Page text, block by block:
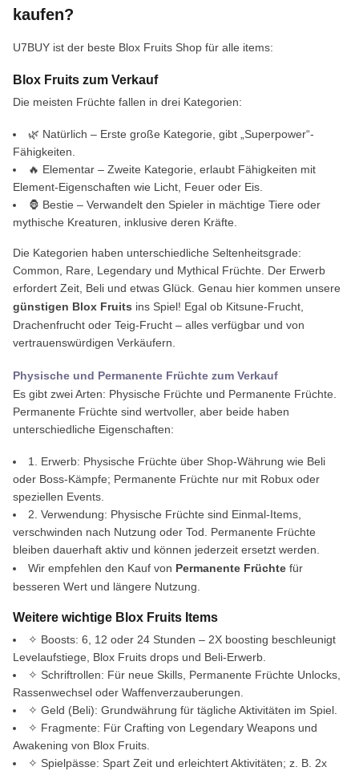
kaufen?
U7BUY ist der beste Blox Fruits Shop für alle items:
Blox Fruits zum Verkauf
Die meisten Früchte fallen in drei Kategorien:
🌿 Natürlich – Erste große Kategorie, gibt „Superpower“-
Fähigkeiten.
🔥 Elementar – Zweite Kategorie, erlaubt Fähigkeiten mit
Element-Eigenschaften wie Licht, Feuer oder Eis.
🦍 Bestie – Verwandelt den Spieler in mächtige Tiere oder
mythische Kreaturen, inklusive deren Kräfte.
Die Kategorien haben unterschiedliche Seltenheitsgrade:
Common, Rare, Legendary und Mythical Früchte. Der Erwerb
erfordert Zeit, Beli und etwas Glück. Genau hier kommen unsere
günstigen Blox Fruits ins Spiel! Egal ob Kitsune-Frucht,
Drachenfrucht oder Teig-Frucht – alles verfügbar und von
vertrauenswürdigen Verkäufern.
Physische und Permanente Früchte zum Verkauf
Es gibt zwei Arten: Physische Früchte und Permanente Früchte.
Permanente Früchte sind wertvoller, aber beide haben
unterschiedliche Eigenschaften:
1. Erwerb: Physische Früchte über Shop-Währung wie Beli
oder Boss-Kämpfe; Permanente Früchte nur mit Robux oder
speziellen Events.
2. Verwendung: Physische Früchte sind Einmal-Items,
verschwinden nach Nutzung oder Tod. Permanente Früchte
bleiben dauerhaft aktiv und können jederzeit ersetzt werden.
Wir empfehlen den Kauf von Permanente Früchte für
besseren Wert und längere Nutzung.
Weitere wichtige Blox Fruits Items
✧ Boosts: 6, 12 oder 24 Stunden – 2X boosting beschleunigt
Levelaufstiege, Blox Fruits drops und Beli-Erwerb.
✧ Schriftrollen: Für neue Skills, Permanente Früchte Unlocks,
Rassenwechsel oder Waffenverzauberungen.
✧ Geld (Beli): Grundwährung für tägliche Aktivitäten im Spiel.
✧ Fragmente: Für Crafting von Legendary Weapons und
Awakening von Blox Fruits.
✧ Spielpässe: Spart Zeit und erleichtert Aktivitäten; z. B. 2x